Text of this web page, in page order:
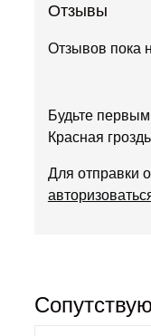
Отзывы
Отзывов пока
Будьте
Красная
Для отправки